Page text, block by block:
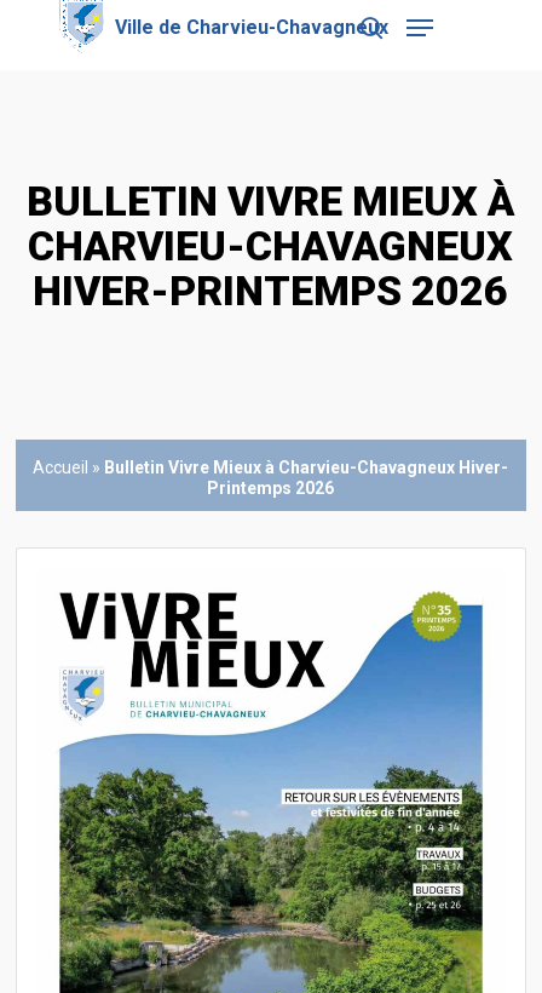
search
Menu
BULLETIN VIVRE MIEUX À
CHARVIEU-CHAVAGNEUX
HIVER-PRINTEMPS 2026
Accueil » Bulletin Vivre Mieux à Charvieu-Chavagneux Hiver-
Printemps 2026